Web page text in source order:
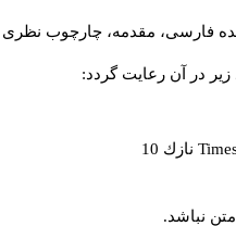
فارسی، مقدمه، چارچوب نظری
زير در آن رعايت گردد:
نازك 10
نباشد.